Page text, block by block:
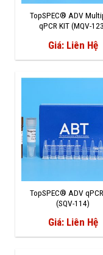
TopSPEC® ADV
qPCR KIT (MQV-
Giá: Liên Hệ
TopSPEC® ADV
(SQV-114)
Giá: Liên Hệ